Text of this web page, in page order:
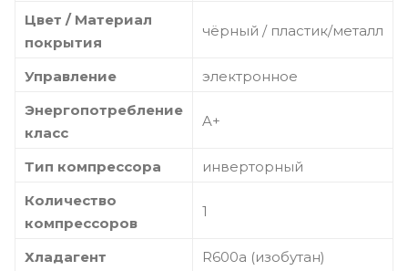
Цвет / Материал
покрытия
чёрный / пластик/металл
Управление
электронное
Энергопотребление
класс
A+
Тип компрессора
инверторный
Количество
компрессоров
1
Хладагент
R600a (изобутан)